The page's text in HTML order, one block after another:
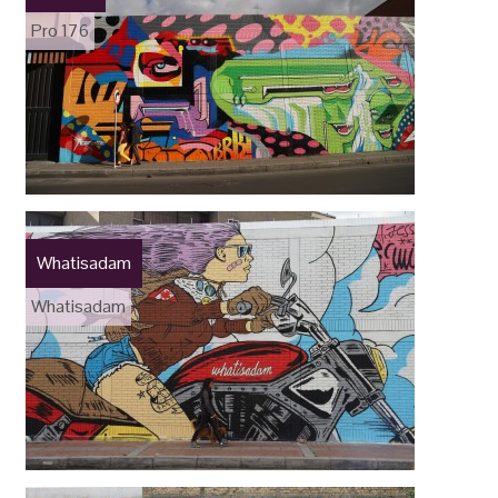
Pro 176
Whatisadam
Whatisadam